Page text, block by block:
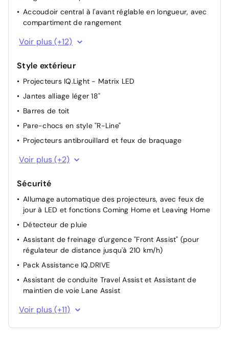
Accoudoir central à l'avant réglable en longueur, avec
compartiment de rangement
Banquette arrière non divisée, dossier rabattable en 2
parties asymétriques
Inserts décoratifs "Gris Mat" sur le tableau de bord et
les revêtements de porte à l’AV
Appuie-tête à sécurité optimisée à l'avant
Ciel de pavillon noir
Pommeau du levier de vitesses en cuir
Éclairage de plancher à l'avant
Eclairage du coffre à bagages
Pack Lumière et visibilité
2 lampes de lecture à l'avant
Voir plus (+12)
Style extérieur
Projecteurs IQ.Light - Matrix LED
Jantes alliage léger 18"
Barres de toit
Pare-chocs en style "R-Line"
Projecteurs antibrouillard et feux de braquage
Rétroviseur extérieur côté conducteur asphérique,
côté passager avant convexe
Blocs de feux arrière à LED
Voir plus (+2)
Sécurité
Allumage automatique des projecteurs, avec feux de
jour à LED et fonctions Coming Home et Leaving Home
Détecteur de pluie
Assistant de freinage d'urgence "Front Assist" (pour
régulateur de distance jusqu'à 210 km/h)
Pack Assistance IQ.DRIVE
Assistant de conduite Travel Assist et Assistant de
maintien de voie Lane Assist
Détecteur de déviation et de fatigue
Voir plus (+11)